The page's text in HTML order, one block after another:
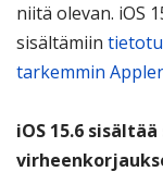
niitä olevan. iOS
sisältämiin
tarkemmin
iOS 15.6